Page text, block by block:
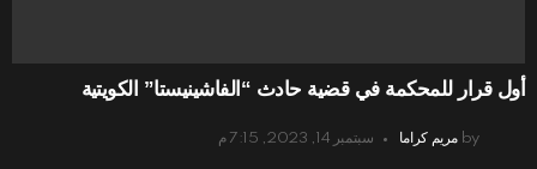
أول قرار للمحكمة في قضية حادث “الفاشينيستا” الكويتية
by مريم كراما سبتمبر 14, 2023, 7:15 م